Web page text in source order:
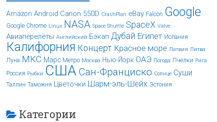
Amazon Android Canon 550D CrashPlan eBay Falcon Google
Google Chrome Linux NASA Space Shuttle SpaceX Valve
Авиаперелёты Английский Бэкап Дубай Египет Испания
Калифорния Концерт Красное море Латвия Литва
Луна МКС Марс Метро Москва Нью-Йорк ОАЭ Погода Пчёлки Рига
Россия Рыбки США Сан-Франциско Солнце Суши
Таллин Таможня Цветочки Шарм-эль-Шейх Эстония
Категории